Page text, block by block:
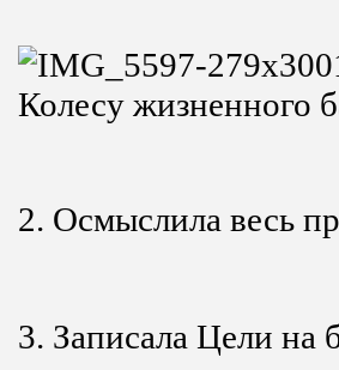
Колесу жизненного
2. Осмыслила весь
3. Записала Цели на